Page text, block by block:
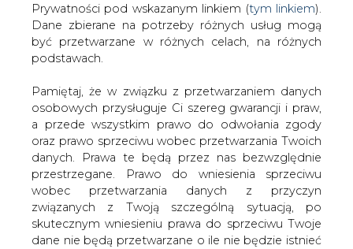
Prywatności pod wskazanym linkiem (tym linkiem).
Dane zbierane na potrzeby różnych usług mogą
być przetwarzane w różnych celach, na różnych
podstawach.
Pamiętaj, że w związku z przetwarzaniem danych
osobowych przysługuje Ci szereg gwarancji i praw,
a przede wszystkim prawo do odwołania zgody
oraz prawo sprzeciwu wobec przetwarzania Twoich
danych. Prawa te będą przez nas bezwzględnie
przestrzegane. Prawo do wniesienia sprzeciwu
wobec przetwarzania danych z przyczyn
związanych z Twoją szczególną sytuacją, po
skutecznym wniesieniu prawa do sprzeciwu Twoje
dane nie będą przetwarzane o ile nie będzie istnieć
Białystok chce zredukować zużycie
energii